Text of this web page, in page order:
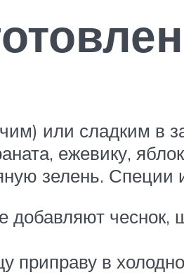
или сладким в
ежевику,
зелень. Специи
чеснок,
приправу в